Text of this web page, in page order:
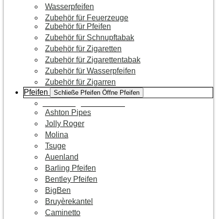
Wasserpfeifen
Zubehör für Feuerzeuge
Zubehör für Pfeifen
Zubehör für Schnupftabak
Zubehör für Zigaretten
Zubehör für Zigarettentabak
Zubehör für Wasserpfeifen
Zubehör für Zigarren
Pfeifen
Schließe Pfeifen Öffne Pfeifen
Ashton Pipes
Jolly Roger
Molina
Tsuge
Auenland
Barling Pfeifen
Bentley Pfeifen
BigBen
Bruyèrekantel
Caminetto